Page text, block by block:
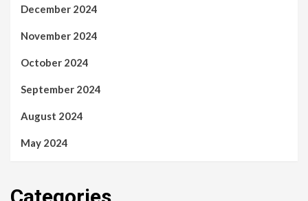
December 2024
November 2024
October 2024
September 2024
August 2024
May 2024